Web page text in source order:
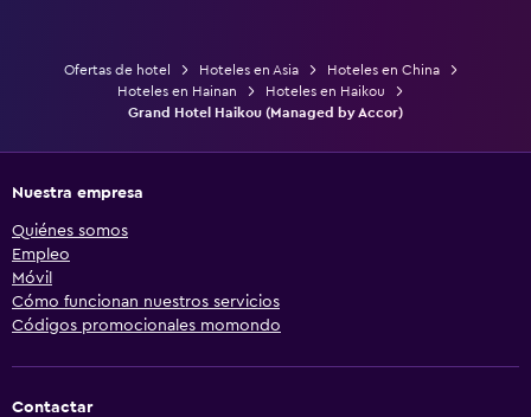
Ofertas de hotel Hoteles en Asia
Hoteles en China
Hoteles en Hainan
Hoteles en Haikou
Grand Hotel Haikou (Managed by Accor)
Nuestra empresa
Quiénes somos
Empleo
Móvil
Cómo funcionan nuestros servicios
Códigos promocionales momondo
Contactar